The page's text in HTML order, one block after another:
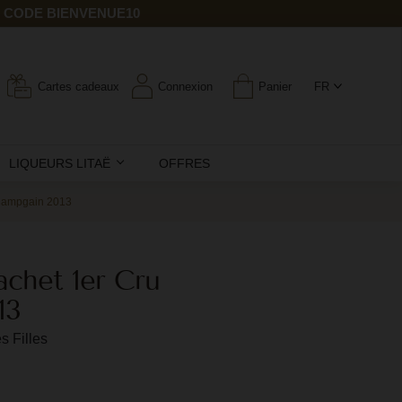
BIENVENUE10
LIQUEURS LITAË OFFRES
Cartes cadeaux Connexion Panier FR
2013
1er Cru
Filles